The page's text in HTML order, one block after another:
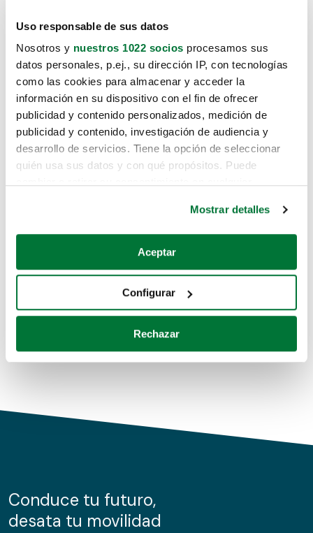
Uso responsable de sus datos
Nosotros y nuestros 1022 socios procesamos sus
datos personales, p.ej., su dirección IP, con tecnologías
como las cookies para almacenar y acceder la
información en su dispositivo con el fin de ofrecer
publicidad y contenido personalizados, medición de
publicidad y contenido, investigación de audiencia y
desarrollo de servicios. Tiene la opción de seleccionar
quién usa sus datos y con qué propósitos. Puede
Si lo permite, también quisiéramos:
Recopilar información sobre su ubicación geográfica
Identificar su dispositivo analizándolo activamente
para buscar características específicas (huellas
Obtenga más información sobre cómo se procesan sus
de cookies.
información sobre el uso que haga del sitio web con
nuestros partners de redes sociales, publicidad y análisis
Mostrar detalles
Aceptar
Configurar
Rechazar
Lo sentimos, no sabemos como
te hemos traido hasta aquí.
Pero puedes encontrar el coche que estás
buscando en alguno de estos enlaces:
Coches de segunda mano
Coches de km0
Conduce tu futuro,
desata tu movilidad